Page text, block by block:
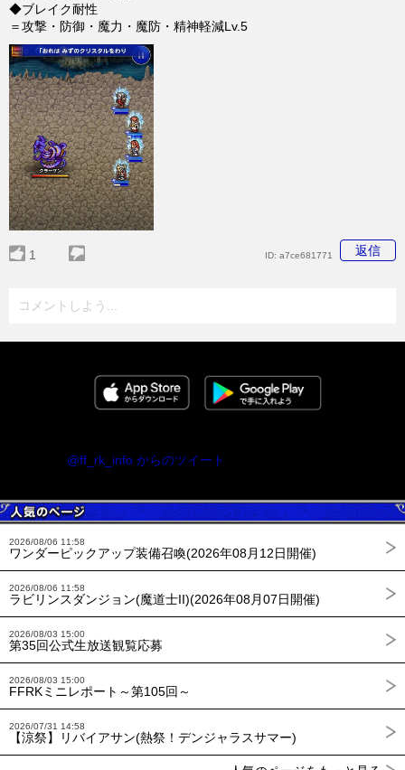
◆ブレイク耐性
＝攻撃・防御・魔力・魔防・精神軽減Lv.5
1 返信
ID: a7ce681771
コメントしよう...
@ff_rk_info からのツイート
2026/08/06 11:58
ワンダーピックアップ装備召喚(2026年08月12日開催)
2026/08/06 11:58
ラビリンスダンジョン(魔道士II)(2026年08月07日開催)
2026/08/03 15:00
第35回公式生放送観覧応募
2026/08/03 15:00
FFRKミニレポート～第105回～
2026/07/31 14:58
【涼祭】リバイアサン(熱祭！デンジャラスサマー)